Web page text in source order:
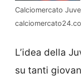
Calciomercato
L’idea della
su tanti